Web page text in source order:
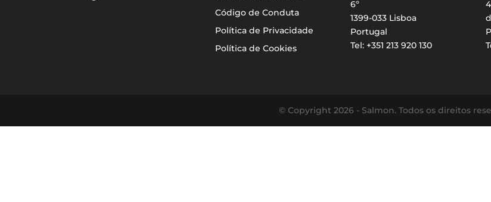
Código de Conduta
Política de Privacidade
Política de Cookies
6º
1399-033 Lisboa
Portugal
Tel: +351 213 920 130
© Copyright 2026 - Salmon. Todos os direitos